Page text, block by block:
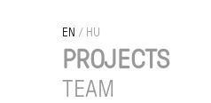
PROJECTS
TEAM
EN / HU